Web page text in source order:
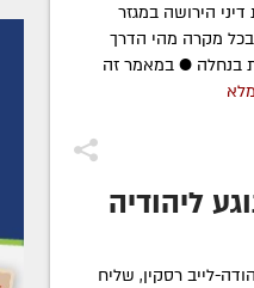
הירושה במגזר
בכל מקרה מהי הדרך
בנחלה ● במאמר זה
ליהודיה
לייב רסקין, שליח